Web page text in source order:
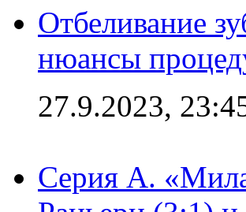
Отбеливание
нюансы
27.9.2023,
Серия А.